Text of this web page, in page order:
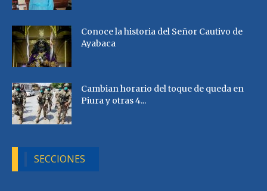
Conoce la historia del Señor Cautivo de
Ayabaca
Cambian horario del toque de queda en
Piura y otras 4...
SECCIONES